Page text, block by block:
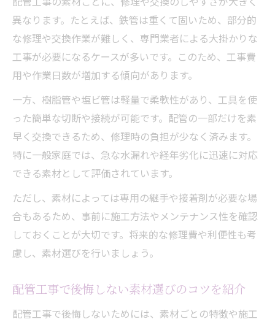
異なります。たとえば、鉄管は重くて固いため、部分的
な修理や交換作業が難しく、専門業者による大掛かりな
工事が必要になるケースが多いです。このため、工事費
用や作業日数が増加する傾向があります。
一方、樹脂管や塩ビ管は軽量で柔軟性があり、工具を使
った簡単な切断や接続が可能です。配管の一部だけを素
早く交換できるため、修理時の負担が少なく済みます。
特に一般家庭では、急な水漏れや経年劣化に迅速に対応
できる素材として評価されています。
ただし、素材によっては専用の継手や接着剤が必要な場
合もあるため、事前に施工方法やメンテナンス性を確認
しておくことが大切です。将来的な修理費や利便性も考
慮し、素材選びを行いましょう。
配管工事で後悔しない素材選びのコツを紹介
配管工事で後悔しないためには、素材ごとの特徴や施工